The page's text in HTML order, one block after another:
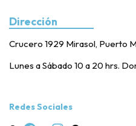
Dirección
Crucero 1929 Mirasol, Puerto
Lunes a Sábado 10 a 20 hrs.
Redes Sociales